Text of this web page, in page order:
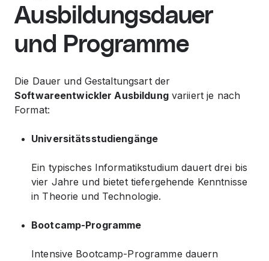
Ausbildungsdauer
und Programme
Die Dauer und Gestaltungsart der
Softwareentwickler Ausbildungvariiert je nach
Format:
Universitätsstudiengänge
Ein typisches Informatikstudium dauert drei bis
vier Jahre und bietet tiefergehende Kenntnisse
in Theorie und Technologie.
Bootcamp-Programme
Intensive Bootcamp-Programme dauern